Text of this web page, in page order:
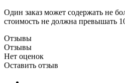
Один заказ может содержать не
стоимость не должна превышать
Отзывы
Отзывы
Нет оценок
Оставить отзыв